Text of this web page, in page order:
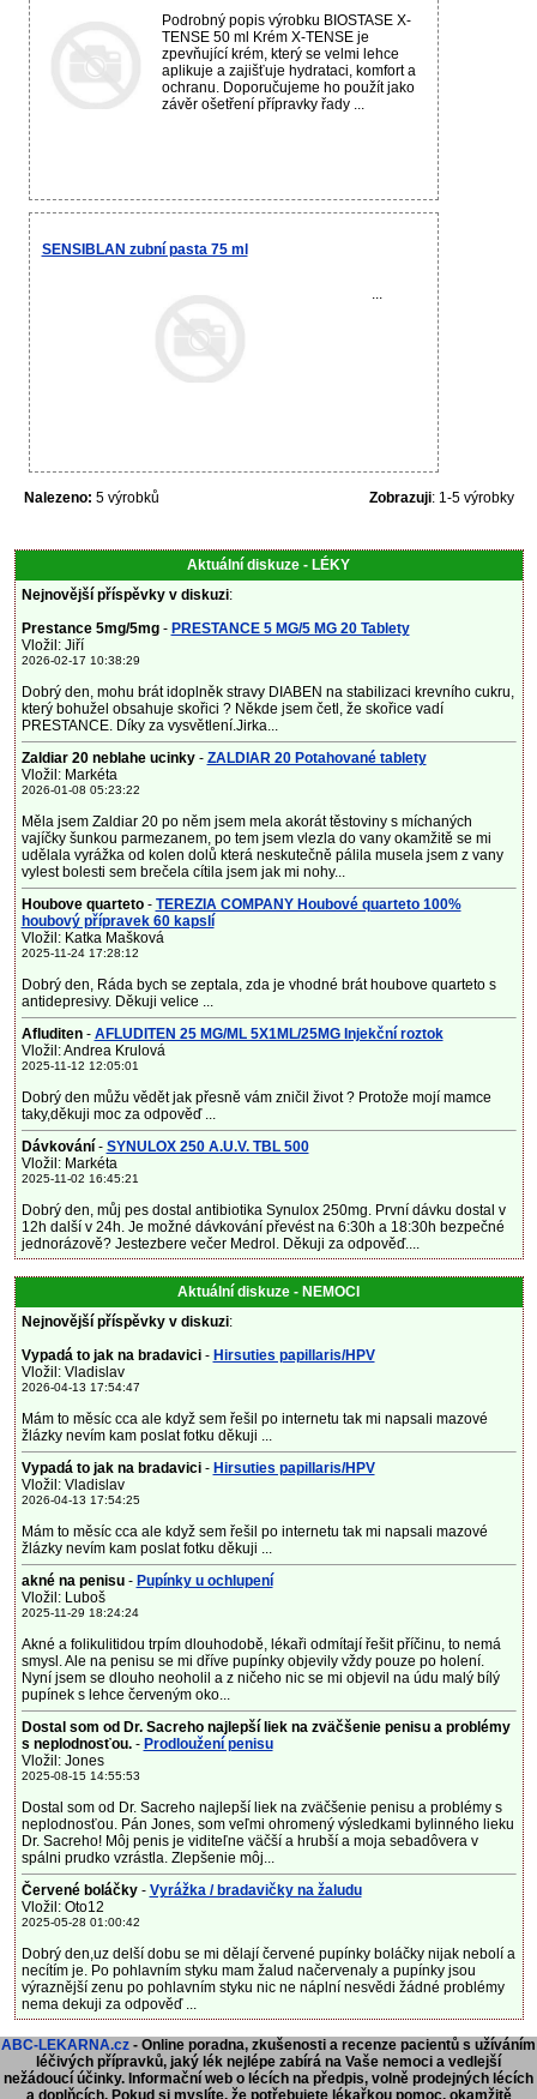
Podrobný popis výrobku BIOSTASE X-
TENSE 50 ml Krém X-TENSE je
zpevňující krém, který se velmi lehce
aplikuje a zajišťuje hydrataci, komfort a
ochranu. Doporučujeme ho použít jako
závěr ošetření přípravky řady ...
SENSIBLAN zubní pasta 75 ml
...
Nalezeno: 5 výrobků Zobrazuji: 1-5 výrobky
Aktuální diskuze - LÉKY
Nejnovější příspěvky v diskuzi:
Prestance 5mg/5mg- PRESTANCE 5 MG/5 MG 20 Tablety
Vložil: Jiří
2026-02-17 10:38:29
Dobrý den, mohu brát idoplněk stravy DIABEN na stabilizaci krevního cukru,
který bohužel obsahuje skořici ? Někde jsem četl, že skořice vadí
PRESTANCE. Díky za vysvětlení.Jirka...
Zaldiar 20 neblahe ucinky- ZALDIAR 20 Potahované tablety
Vložil: Markéta
2026-01-08 05:23:22
Měla jsem Zaldiar 20 po něm jsem mela akorát těstoviny s míchaných
vajíčky šunkou parmezanem, po tem jsem vlezla do vany okamžitě se mi
udělala vyrážka od kolen dolů která neskutečně pálila musela jsem z vany
vylest bolesti sem brečela cítila jsem jak mi nohy...
Houbove quarteto- TEREZIA COMPANY Houbové quarteto 100%
houbový přípravek 60 kapslí
Vložil: Katka Mašková
2025-11-24 17:28:12
Dobrý den, Ráda bych se zeptala, zda je vhodné brát houbove quarteto s
antidepresivy. Děkuji velice ...
Afluditen- AFLUDITEN 25 MG/ML 5X1ML/25MG Injekční roztok
Vložil: Andrea Krulová
2025-11-12 12:05:01
Dobrý den můžu vědět jak přesně vám zničil život ? Protože mojí mamce
taky,děkuji moc za odpověď ...
Dávkování - SYNULOX 250 A.U.V. TBL 500
Vložil: Markéta
2025-11-02 16:45:21
Dobrý den, můj pes dostal antibiotika Synulox 250mg. První dávku dostal v
12h další v 24h. Je možné dávkování převést na 6:30h a 18:30h bezpečné
jednorázově? Jestezbere večer Medrol. Děkuji za odpověď....
Aktuální diskuze - NEMOCI
Nejnovější příspěvky v diskuzi:
Vypadá to jak na bradavici - Hirsuties papillaris/HPV
Vložil: Vladislav
2026-04-13 17:54:47
Mám to měsíc cca ale když sem řešil po internetu tak mi napsali mazové
žlázky nevím kam poslat fotku děkuji ...
Vypadá to jak na bradavici - Hirsuties papillaris/HPV
Vložil: Vladislav
2026-04-13 17:54:25
Mám to měsíc cca ale když sem řešil po internetu tak mi napsali mazové
žlázky nevím kam poslat fotku děkuji ...
akné na penisu- Pupínky u ochlupení
Vložil: Luboš
2025-11-29 18:24:24
Akné a folikulitidou trpím dlouhodobě, lékaři odmítají řešit příčinu, to nemá
smysl. Ale na penisu se mi dříve pupínky objevily vždy pouze po holení.
Nyní jsem se dlouho neoholil a z ničeho nic se mi objevil na údu malý bílý
pupínek s lehce červeným oko...
Dostal som od Dr. Sacreho najlepší liek na zväčšenie penisu a problémy
s neplodnosťou.- Prodloužení penisu
Vložil: Jones
2025-08-15 14:55:53
Dostal som od Dr. Sacreho najlepší liek na zväčšenie penisu a problémy s
neplodnosťou. Pán Jones, som veľmi ohromený výsledkami bylinného lieku
Dr. Sacreho! Môj penis je viditeľne väčší a hrubší a moja sebadôvera v
spálni prudko vzrástla. Zlepšenie môj...
Červené boláčky - Vyrážka / bradavičky na žaludu
Vložil: Oto12
2025-05-28 01:00:42
Dobrý den,uz delší dobu se mi dělají červené pupínky boláčky nijak nebolí a
necítím je. Po pohlavním styku mam žalud načervenaly a pupínky jsou
výraznější zenu po pohlavním styku nic ne náplní nesvědi žádné problémy
nema dekuji za odpověď ...
ABC-LEKARNA.cz - Online poradna, zkušenosti a recenze pacientů s užíváním
léčivých přípravků, jaký lék nejlépe zabírá na Vaše nemoci a vedlejší
nežádoucí účinky. Informační web o lécích na předpis, volně prodejných lécích
a doplňcích. Pokud si myslíte, že potřebujete lékařkou pomoc, okamžitě